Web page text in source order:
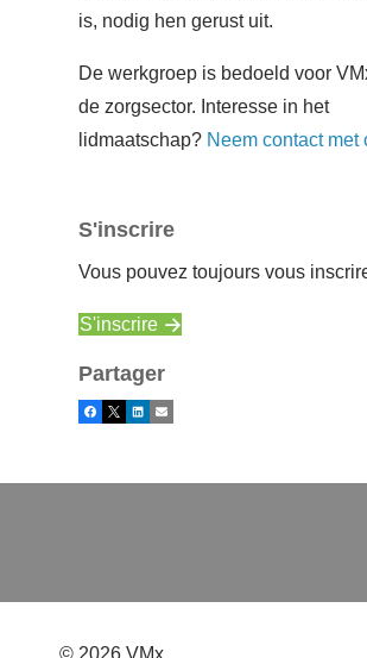
is, nodig hen gerust uit.
De werkgroep is bedoeld voor
de zorgsector. Interesse in het
lidmaatschap? Neem contact met
S'inscrire
Vous pouvez toujours vous
S'inscrire
Partager
Facebook
X LinkedInEmail